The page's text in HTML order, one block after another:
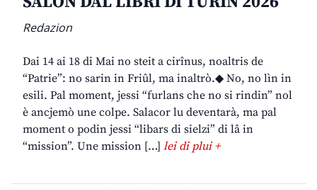
Redazion
Dai 14 ai 18 di Mai no steit a cirînus, noaltris de
“Patrie”: no sarin in Friûl, ma inaltrò.◆ No, no lìn in
esili. Pal moment, jessi “furlans che no si rindin” nol
è ancjemò une colpe. Salacor lu deventarà, ma pal
moment o podin jessi “libars di sielzi” di lâ in
“mission”. Une mission […] lei di plui +